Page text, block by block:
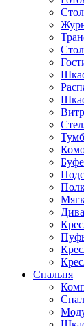
Спальня